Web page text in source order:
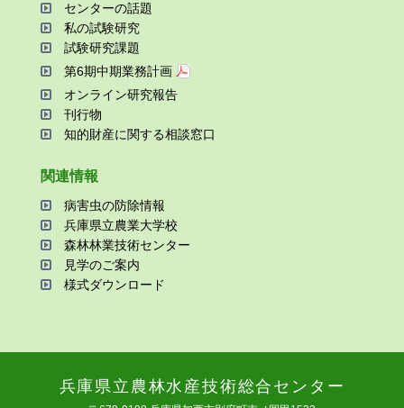
センターの話題
私の試験研究
試験研究課題
第6期中期業務計画
オンライン研究報告
刊⾏物
知的財産に関する相談窓⼝
関連情報
病害⾍の防除情報
兵庫県⽴農業⼤学校
森林林業技術センター
⾒学のご案内
様式ダウンロード
兵庫県⽴農林⽔産技術総合センター